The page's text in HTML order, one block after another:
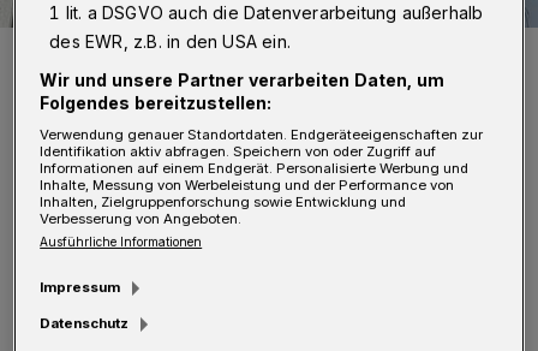
Der neue Schriftzug.
Foto: Sparkasse
S eine Entwicklung nimmt das KÖBO-Haus
1 lit. a DSGVO auch die Datenverarbeitung außerhalb
des EWR, z.B. in den USA ein.
Wir und unsere Partner verarbeiten Daten, um
Folgendes bereitzustellen:
Verwendung genauer Standortdaten. Endgeräteeigenschaften zur
Identifikation aktiv abfragen. Speichern von oder Zugriff auf
Informationen auf einem Endgerät. Personalisierte Werbung und
Inhalte, Messung von Werbeleistung und der Performance von
Inhalten, Zielgruppenforschung sowie Entwicklung und
Verbesserung von Angeboten.
Ausführliche Informationen
Impressum
Datenschutz